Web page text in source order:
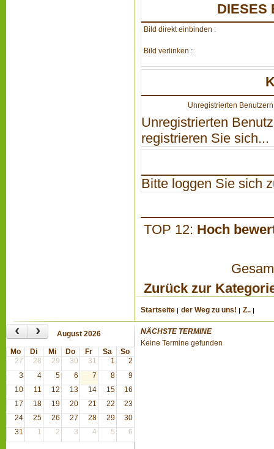
DIESES
Bild direkt einbinden :
Bild verlinken :
Unregistrierten
Unregistrierten
registrieren Sie sich...
Bitte loggen Sie sich
TOP 12: Hoch
Zurück zur
Startseite der Weg zu uns! Z..
‹ › August 2026
Mo Di Mi Do Fr Sa
So
27
28 29 30 31 1
2
3
4 5 6 7 8
9
10
11 12 13 14 15
16
17
18 19 20 21 22
23
24
25 26 27 28 29
30
31
1 2 3 4 5 6
NÄCHSTE TERMINE
Keine Termine gefunden